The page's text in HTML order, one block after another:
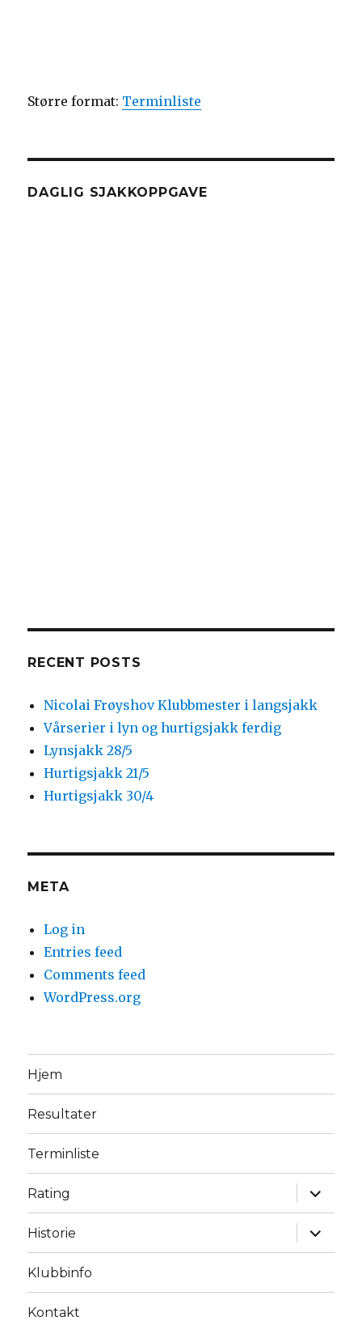
Større format: Terminliste
DAGLIG SJAKKOPPGAVE
RECENT POSTS
Nicolai Frøyshov Klubbmester i langsjakk
Vårserier i lyn og hurtigsjakk ferdig
Lynsjakk 28/5
Hurtigsjakk 21/5
Hurtigsjakk 30/4
META
Log in
Entries feed
Comments feed
WordPress.org
Hjem
Resultater
Terminliste
Rating
expand
child
menu
Historie
expand
child
menu
Klubbinfo
Kontakt